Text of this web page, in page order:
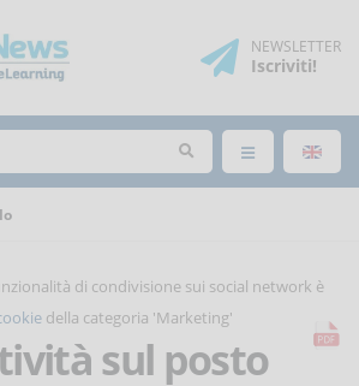
NEWSLETTER
Iscriviti!
di condivisione sui social network è
della categoria 'Marketing'
sul posto